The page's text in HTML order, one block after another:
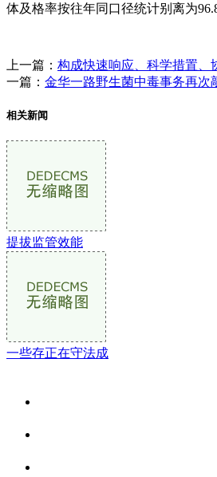
体及格率按往年同口径统计别离为
上一篇： 构成快速响应、科学措置、
一篇： 金华一路野生菌中毒事务再次
相关新闻
提拔监管效能
一些存正在守法成